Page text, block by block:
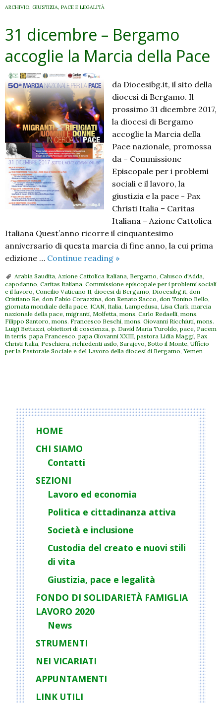
ARCHIVIO, GIUSTIZIA, PACE E LEGALITÀ
31 dicembre – Bergamo
accoglie la Marcia della Pace
da Diocesibg.it, il sito della
diocesi di Bergamo. Il
prossimo 31 dicembre 2017,
la diocesi di Bergamo
accoglie la Marcia della
Pace nazionale, promossa
da – Commissione
Episcopale per i problemi
sociali e il lavoro, la
giustizia e la pace ​- Pax
Christi Italia – ​Caritas
Italiana – ​Azione Cattolica
Italiana Quest’anno ricorre il cinquantesimo
anniversario di questa marcia di fine anno, la cui prima
edizione … Continue reading 31
–
Bergamo
accoglie
la
Marcia
della
Pace
»
Arabia Saudita Azione Cattolica Italiana Bergamo Calusco d'Adda
capodanno Caritas Italiana Commissione episcopale per i problemi sociali
e il lavoro Concilio Vaticano II diocesi di Bergamo Diocesibg.it, don
Cristiano Re don Fabio Corazzina don Renato Sacco don Tonino Bello
giornata mondiale della pace ICAN Italia Lampedusa Lisa Clark marcia
nazionale della pace migranti Molfetta mons. Carlo Redaelli mons.
Filippo Santoro mons. Francesco Beschi mons. Giovanni Ricchiuti mons.
Luigi Bettazzi obiettori di coscienza p. David Maria Turoldo pace Pacem
in terris papa Francesco papa Giovanni XXIII pastora Lidia Maggi Pax
Christi Italia Peschiera richiedenti asilo Sarajevo Sotto il Monte Ufficio
per la Pastorale Sociale e del Lavoro della diocesi di Bergamo Yemen
HOME
CHI SIAMO
Contatti
SEZIONI
Lavoro ed economia
Politica e cittadinanza attiva
Società e inclusione
Custodia del creato e nuovi stili
di vita
Giustizia, pace e legalità
FONDO DI SOLIDARIETÀ FAMIGLIA
LAVORO 2020
News
STRUMENTI
NEI VICARIATI
APPUNTAMENTI
LINK UTILI